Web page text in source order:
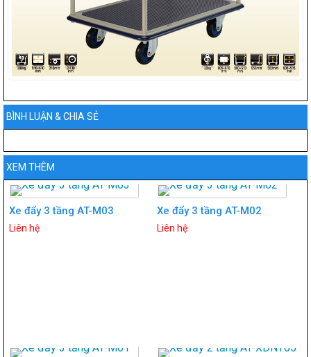
BÌNH LUẬN & CHIA SẺ
XEM THÊM
Xe đẩy 3 tầng AT-M03
Liên hệ
Xe đẩy 3 tầng AT-M02
Liên hệ